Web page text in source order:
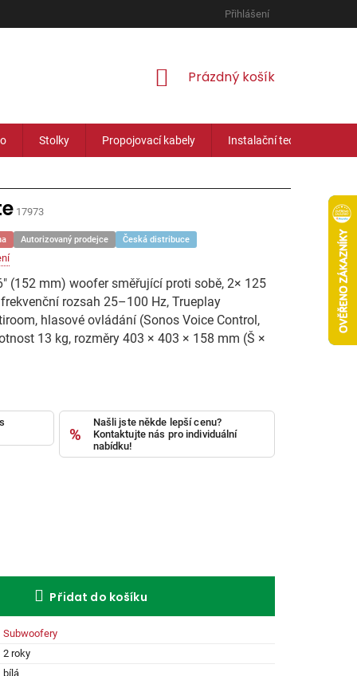
Přihlášení
NÁKUPNÍ
Prázdný košík
Stolky Propojovací kabely Instalační technika
Autorizovaný prodejce Česká distribuce
17973
Našli jste někde lepší cenu?
Kontaktujte nás pro individuální
nabídku!
Subwoofery
2 roky
bílá
Přidat do košíku
(152 mm) woofer směřující proti sobě, 2× 125
rozsah 25–100 Hz, Trueplay
hlasové ovládání (Sonos Voice Control,
13 kg, rozměry 403 × 403 × 158 mm (Š ×